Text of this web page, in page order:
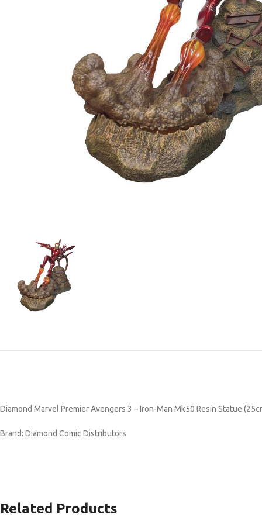
Diamond Marvel Premier Avengers 3 – Iron-Man Mk50 Resin Statue
Brand: Diamond Comic Distributors
Related Products